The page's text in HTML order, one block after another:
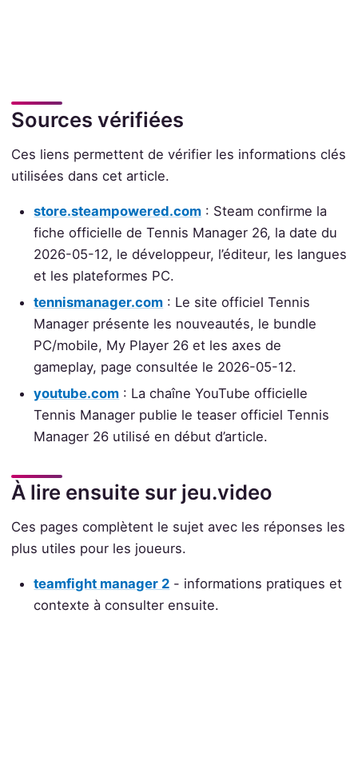
Sources vérifiées
Ces liens permettent de vérifier les informations clés
utilisées dans cet article.
store.steampowered.com : Steam confirme la
fiche officielle de Tennis Manager 26, la date du
2026-05-12, le développeur, l’éditeur, les langues
et les plateformes PC.
tennismanager.com : Le site officiel Tennis
Manager présente les nouveautés, le bundle
PC/mobile, My Player 26 et les axes de
gameplay, page consultée le 2026-05-12.
youtube.com : La chaîne YouTube officielle
Tennis Manager publie le teaser officiel Tennis
Manager 26 utilisé en début d’article.
À lire ensuite sur jeu.video
Ces pages complètent le sujet avec les réponses les
plus utiles pour les joueurs.
teamfight manager 2 - informations pratiques et
contexte à consulter ensuite.